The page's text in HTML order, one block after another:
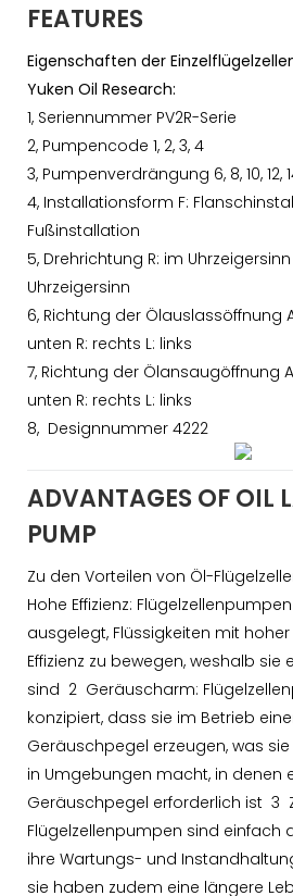
FEATURES
Eigenschaften der
Yuken Oil Research:
1, Seriennummer PV2R-Serie
2, Pumpencode 1, 2, 3, 4
3, Pumpenverdrängung 6, 8, 10, 12,
4, Installationsform F:
Fußinstallation
5, Drehrichtung R: im
Uhrzeigersinn
6, Richtung der Ölauslassöffnung
unten R: rechts L: links
7, Richtung der Ölansaugöffnung
unten R: rechts L: links
8, Designnummer 4222
ADVANTAGES OF OIL
PUMP
Zu den Vorteilen von Öl-
Hohe Effizienz:
ausgelegt, Flüssigkeiten mit
Effizienz zu bewegen, weshalb sie
sind 2 Geräuscharm:
konzipiert, dass sie im Betrieb
Geräuschpegel erzeugen, was
in Umgebungen macht, in denen
Geräuschpegel erforderlich ist 3
Flügelzellenpumpen sind einfach
ihre Wartungs- und
sie haben zudem eine längere